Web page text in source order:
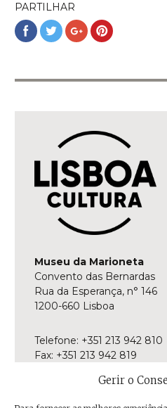
Gerir o
PARTILHAR
Partilhar
no
Partilhar
no
Partilhar
no
Partilhar
no
Museu da Marioneta
Convento das Bernardas
Rua da Esperança, n° 146
1200-660 Lisboa
Telefone: +351 213 942 810
Fax: +351 213 942 819
Aberto de terça-feira a